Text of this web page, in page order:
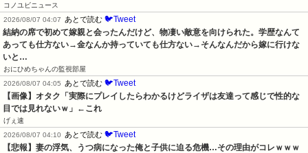
コノユビニュース
2026/08/07 04:07
あとで読む 🐦Tweet
結納の席で初めて嫁親と会ったんだけど、物凄い敵意を向けられた。学歴なんて
あっても仕方ない→金なんか持っていても仕方ない→そんなんだから嫁に行けな
いと…
おにひめちゃんの監視部屋
2026/08/07 04:05
あとで読む 🐦Tweet
【画像】オタク「実際にプレイしたらわかるけどライザは友達って感じで性的な
目では見れないｗ」←これ
げぇ速
2026/08/07 04:10
あとで読む 🐦Tweet
【悲報】妻の浮気、うつ病になった俺と子供に迫る危機…その理由がコレｗｗｗ